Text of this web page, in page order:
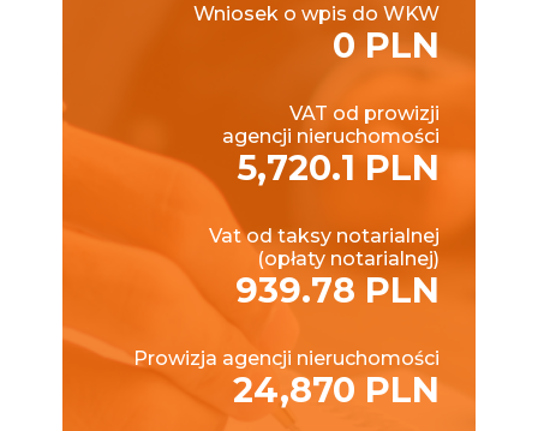
Wniosek o wpis do WKW
0 PLN
VAT od prowizji
agencji nieruchomości
5,720.1 PLN
Vat od taksy notarialnej
(opłaty notarialnej)
939.78 PLN
Prowizja agencji nieruchomości
24,870 PLN